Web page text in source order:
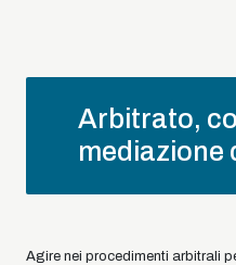
Arbitrato,
mediazione
Agire nei procedimenti arbitrali